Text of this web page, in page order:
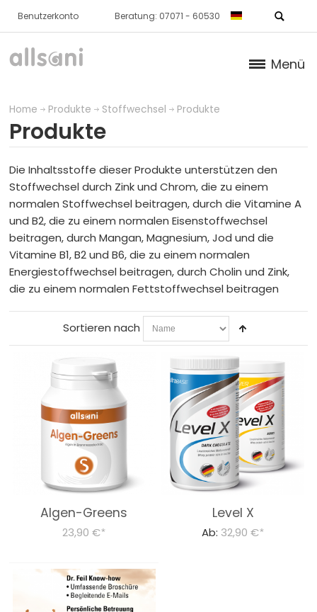
Benutzerkonto Beratung: 07071 - 60530
Menü
KNORPEL / KNOCHEN / BINDEGEWEBE
HAUT
STOFFWECHSEL
Produkte
Pakete
BLUT
IMMUNSYSTEM
WEITERE PRODUKTE
LEBENSMITTEL
Über Uns
Dr. Feil Strategie
Home Produkte Stoffwechsel Produkte
Produkte
Die Inhaltsstoffe dieser Produkte unterstützen den
Stoffwechsel durch Zink und Chrom, die zu einem
normalen Stoffwechsel beitragen, durch die Vitamine A
und B2, die zu einem normalen Eisenstoffwechsel
beitragen, durch Mangan, Magnesium, Jod und die
Vitamine B1, B2 und B6, die zu einem normalen
Energiestoffwechsel beitragen, durch Cholin und Zink,
die zu einem normalen Fettstoffwechsel beitragen
Sortieren nach
Algen-Greens
23,90 €*
Level X
Ab: 32,90 €*